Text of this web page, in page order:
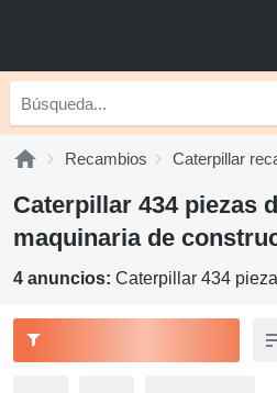
Recambios Caterpillar
Caterpillar 434 piezas
maquinaria de
4 anuncios: Caterpillar 434